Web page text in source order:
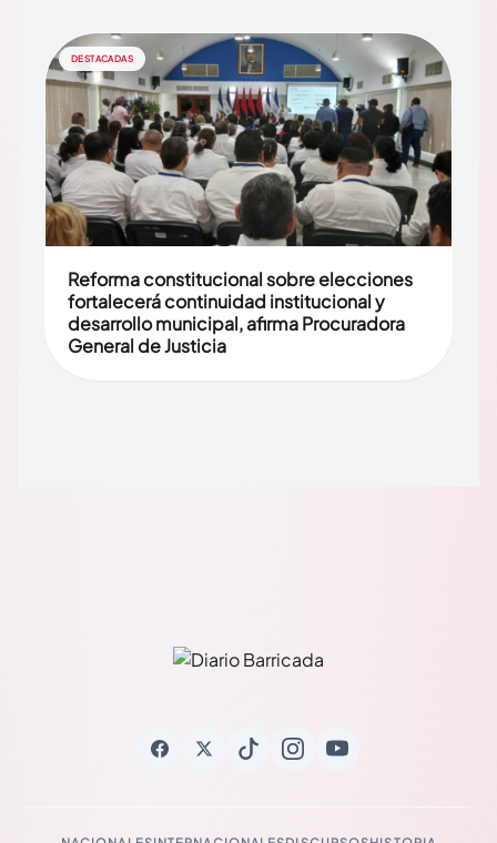
DESTACADAS
Reforma constitucional sobre elecciones
fortalecerá continuidad institucional y
desarrollo municipal, afirma Procuradora
General de Justicia